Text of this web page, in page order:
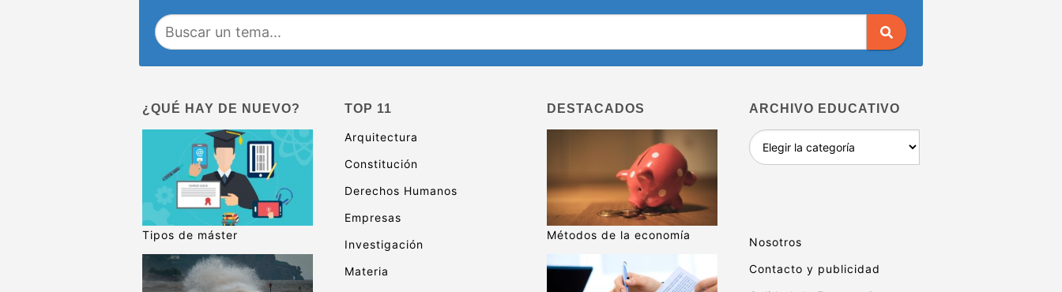
¿QUÉ HAY DE NUEVO?
Tipos de máster
TOP 11
Arquitectura
Constitución
Derechos Humanos
Empresas
Investigación
Materia
DESTACADOS
Métodos de la economía
ARCHIVO EDUCATIVO
Archivo
educativo
Nosotros
Contacto y publicidad